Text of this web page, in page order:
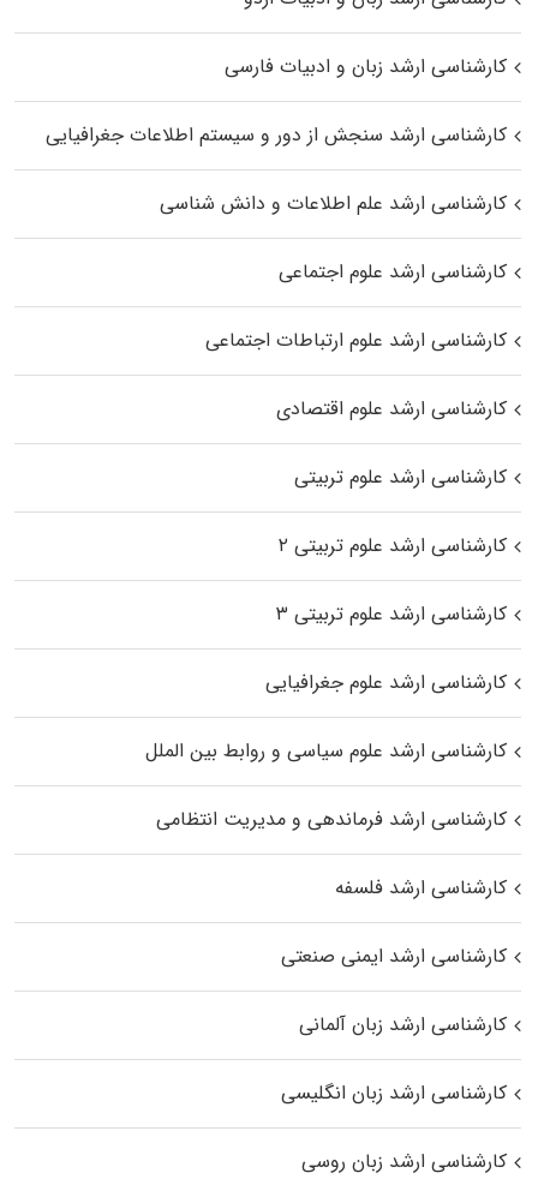
کارشناسی ارشد زبان و ادبیات فارسی
کارشناسی ارشد سنجش از دور و سیستم اطلاعات جغرافیایی
کارشناسی ارشد علم اطلاعات و دانش شناسی
کارشناسی ارشد علوم اجتماعی
کارشناسی ارشد علوم ارتباطات اجتماعی
کارشناسی ارشد علوم اقتصادی
کارشناسی ارشد علوم تربیتی
کارشناسی ارشد علوم تربیتی ۲
کارشناسی ارشد علوم تربیتی ۳
کارشناسی ارشد علوم جغرافیایی
کارشناسی ارشد علوم سیاسی و روابط بین الملل
کارشناسی ارشد فرماندهی و مدیریت انتظامی
کارشناسی ارشد فلسفه
کارشناسی ارشد ایمنی صنعتی
کارشناسی ارشد زبان آلمانی
کارشناسی ارشد زبان انگلیسی
کارشناسی ارشد زبان روسی